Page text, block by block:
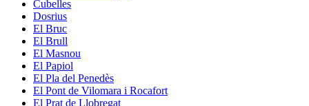
Cubelles
Dosrius
El Bruc
El Brull
El Masnou
El Papiol
El Pla del Penedès
El Pont de Vilomara i Rocafort
El Prat de Llobregat